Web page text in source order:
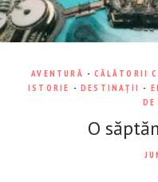
AVENTURĂ -CĂLĂTORII
ISTORIE -DESTINAȚII -
DE
O